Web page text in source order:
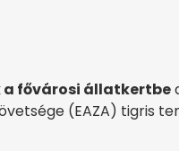
a fővárosi állatkertbe
(EAZA) tigris